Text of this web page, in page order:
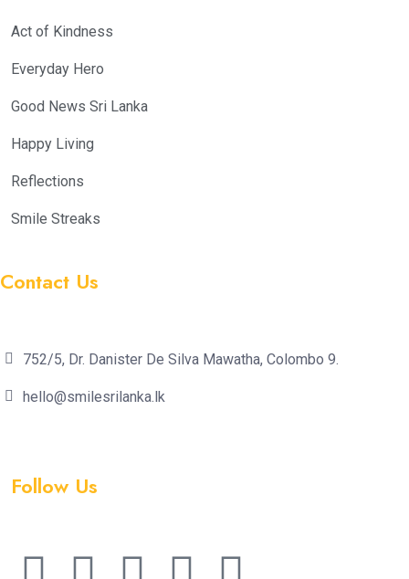
Act of Kindness
Everyday Hero
Good News Sri Lanka
Happy Living
Reflections
Smile Streaks
Contact Us
752/5, Dr. Danister De Silva Mawatha, Colombo 9.
hello@smilesrilanka.lk
Follow Us